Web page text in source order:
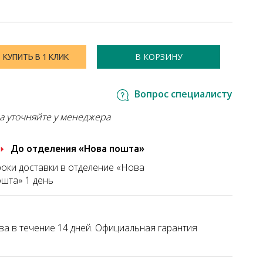
КУПИТЬ В 1 КЛИК В КОРЗИНУ
Вопрос специалисту
у менеджера
До отделения «Нова пошта»
доставки в отделение «Нова
1 день
в течение 14 дней. Официальная гарантия